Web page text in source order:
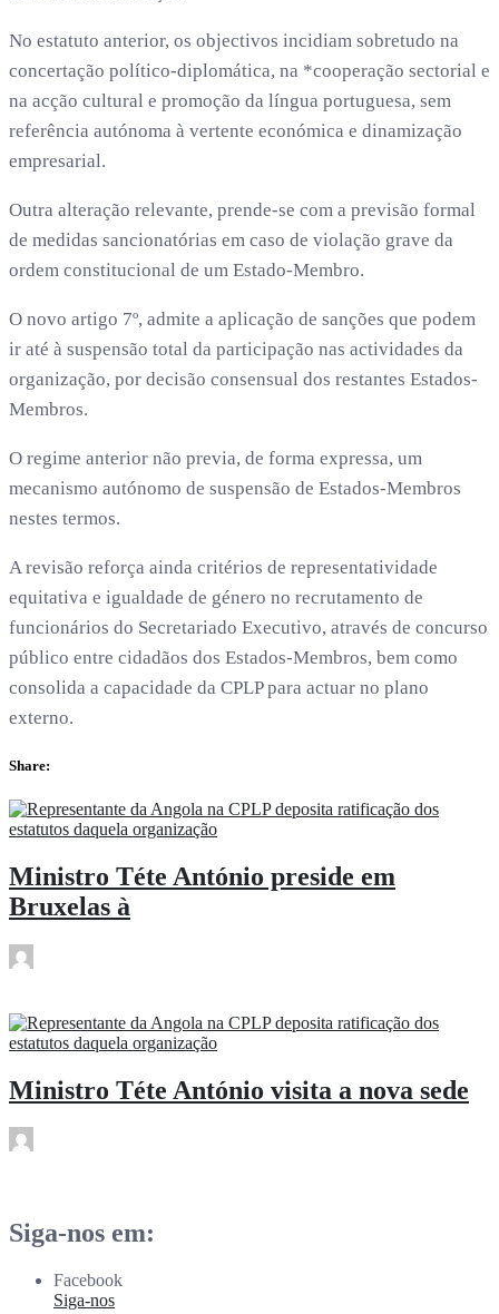
No estatuto anterior, os objectivos incidiam sobretudo na
concertação político-diplomática, na *cooperação sectorial e
na acção cultural e promoção da língua portuguesa, sem
referência autónoma à vertente económica e dinamização
empresarial.
Outra alteração relevante, prende-se com a previsão formal
de medidas sancionatórias em caso de violação grave da
ordem constitucional de um Estado-Membro.
O novo artigo 7º, admite a aplicação de sanções que podem
ir até à suspensão total da participação nas actividades da
organização, por decisão consensual dos restantes Estados-
Membros.
O regime anterior não previa, de forma expressa, um
mecanismo autónomo de suspensão de Estados-Membros
nestes termos.
A revisão reforça ainda critérios de representatividade
equitativa e igualdade de género no recrutamento de
funcionários do Secretariado Executivo, através de concurso
público entre cidadãos dos Estados-Membros, bem como
consolida a capacidade da CPLP para actuar no plano
externo.
Share:
Ministro Téte António preside em
Bruxelas à
Ministro Téte António visita a nova sede
Siga-nos em:
Facebook
Siga-nos